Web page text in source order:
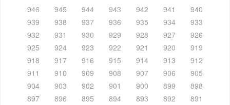
946
945 944 943 942 941
940
939
938 937 936 935 934
933
932
931 930 929 928 927
926
925
924 923 922 921 920
919
918
917 916 915 914 913
912
911
910 909 908 907 906
905
904
903 902 901 900 899
898
897
896 895 894 893 892
891